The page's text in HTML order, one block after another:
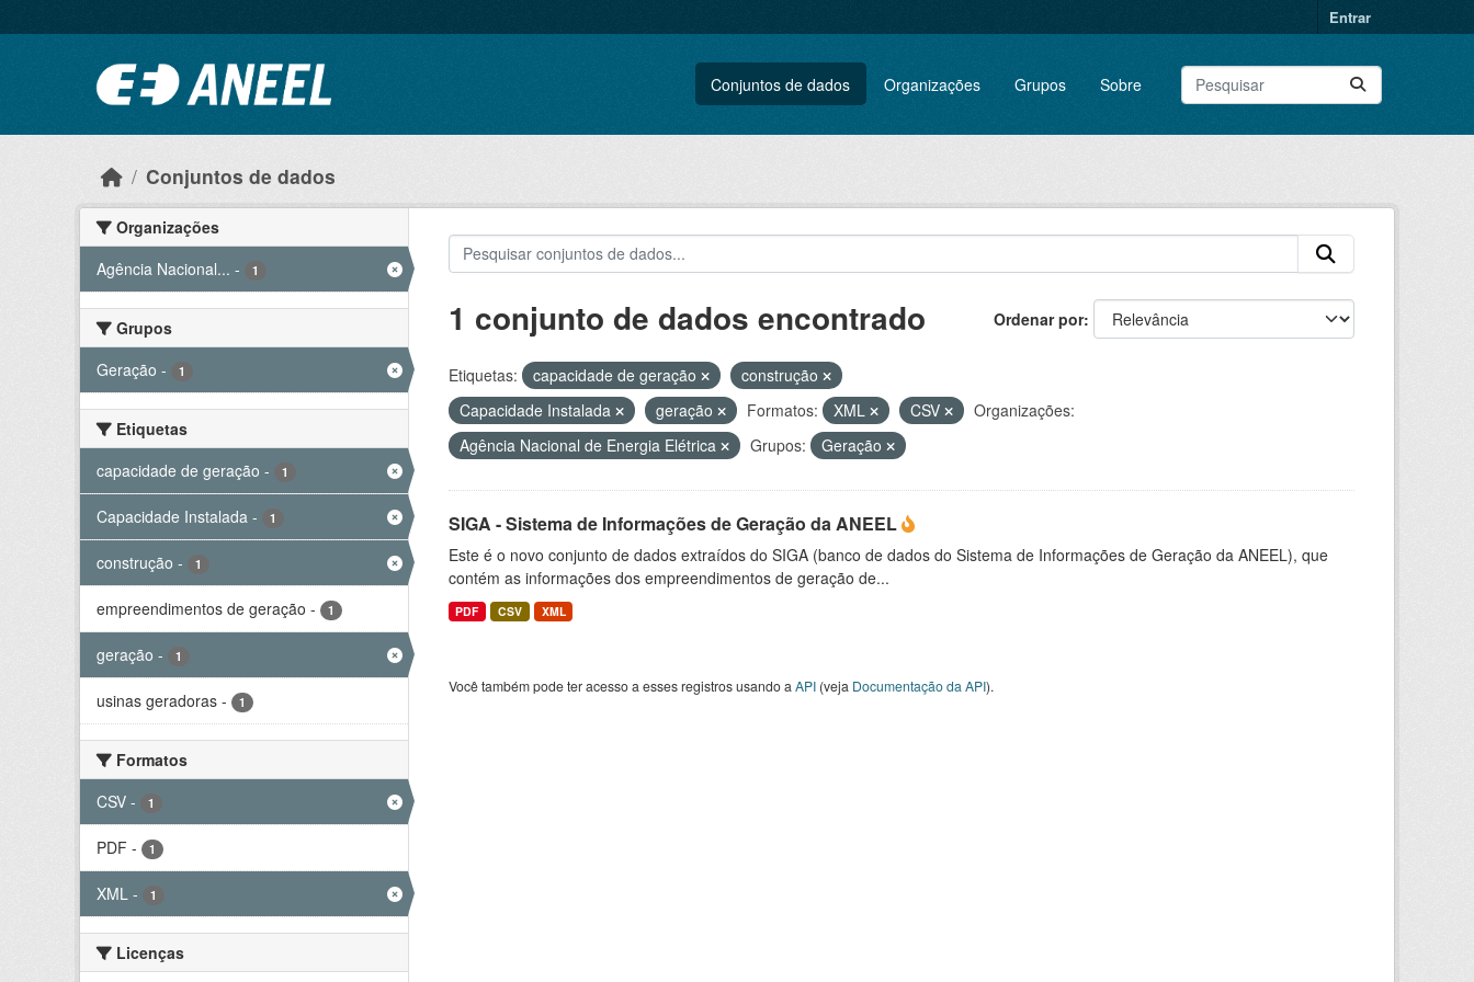
Entrar
Conjuntos de dados Organizações Grupos Sobre
Conjuntos de dados
Organizações
Agência Nacional... - 1
Grupos
Geração - 1
Etiquetas
capacidade de geração - 1
Capacidade Instalada - 1
construção - 1
empreendimentos de geração - 1
geração - 1
usinas geradoras - 1
Formatos
CSV - 1
PDF - 1
XML - 1
Licenças
Ordenar por
1 conjunto de dados encontrado
Etiquetas: capacidade de geração
construção
Capacidade Instalada
geração Formatos: XML CSV
Organizações:
Agência Nacional de Energia Elétrica
Grupos: Geração
SIGA - Sistema de Informações de Geração da ANEEL
Este é o novo conjunto de dados extraídos do SIGA (banco de dados do Sistema de Informações de Geração da ANEEL), que
contém as informações dos empreendimentos de geração de...
PDF CSV XML
Você também pode ter acesso a esses registros usando a API(veja Documentação da API).